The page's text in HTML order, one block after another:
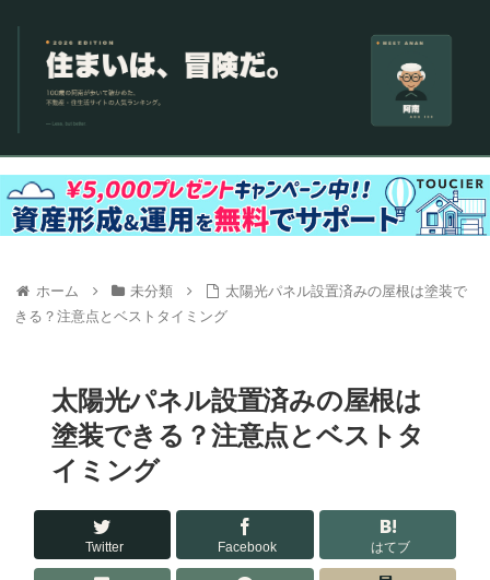
ホーム 未分類
太陽光パネル設置済みの屋根は塗装で
きる？注意点とベストタイミング
太陽光パネル設置済みの屋根は
塗装できる？注意点とベストタ
イミング
Twitter Facebook はてブ